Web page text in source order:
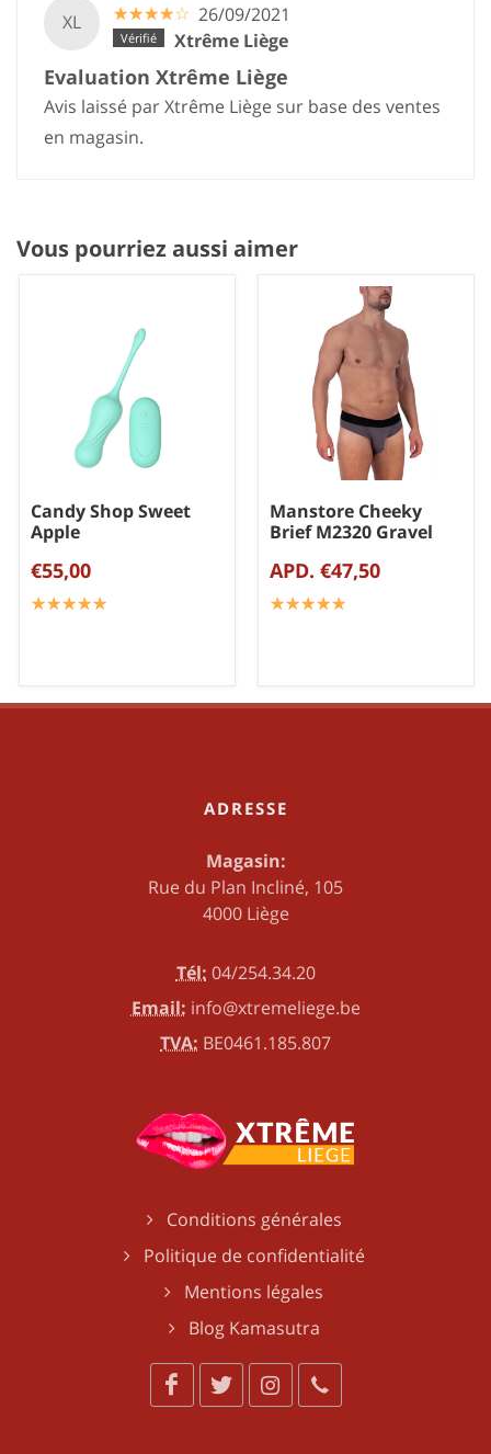
XL ☆☆☆☆☆
★★★★★ 26/09/2021
Xtrême Liège
Evaluation Xtrême Liège
Avis laissé par Xtrême Liège sur base des ventes
en magasin.
Vous pourriez aussi aimer
Candy Shop Sweet
Apple
€55,00
☆☆☆☆☆
★★★★★
Manstore Cheeky
Brief M2320 Gravel
APD. €47,50
☆☆☆☆☆
★★★★★
ADRESSE
Magasin:
Rue du Plan Incliné, 105
4000 Liège
Tél: 04/254.34.20
Email: info@xtremeliege.be
TVA: BE0461.185.807
Conditions générales
Politique de confidentialité
Mentions légales
Blog Kamasutra